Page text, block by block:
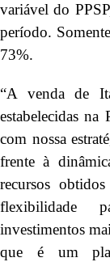
variável do
período.
73%.
“A venda de
estabelecidas
com nossa
frente à
recursos
flexibilidade
investimentos
que é um